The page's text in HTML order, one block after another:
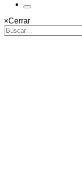
×Cerrar